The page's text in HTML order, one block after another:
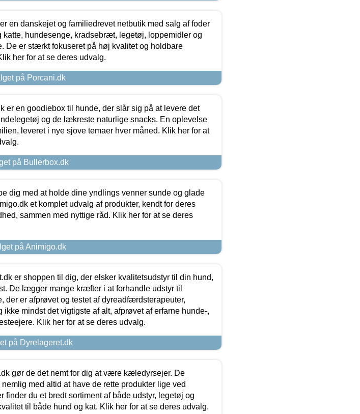
en danskejet og familiedrevet netbutik med salg af foder
katte, hundesenge, kradsebræt, legetøj, loppemidler og
De er stærkt fokuseret på høj kvalitet og holdbare
her for at se deres udvalg.
på Porcani.dk
er en goodiebox til hunde, der slår sig på at levere det
og de lækreste naturlige snacks. En oplevelse
leveret i nye sjove temaer hver måned. Klik her for at
på Bullerbox.dk
dig med at holde dine yndlings venner sunde og glade
et komplet udvalg af produkter, kendt for deres
sammen med nyttige råd. Klik her for at se deres
på Animigo.dk
er shoppen til dig, der elsker kvalitetsudstyr til din hund,
De lægger mange kræfter i at forhandle udstyr til
der er afprøvet og testet af dyreadfærdsterapeuter,
mindst det vigtigste af alt, afprøvet af erfarne hunde-,
Klik her for at se deres udvalg.
på Dyrelageret.dk
gør de det nemt for dig at være kæledyrsejer. De
med altid at have de rette produkter lige ved
finder du et bredt sortiment af både udstyr, legetøj og
til både hund og kat. Klik her for at se deres udvalg.